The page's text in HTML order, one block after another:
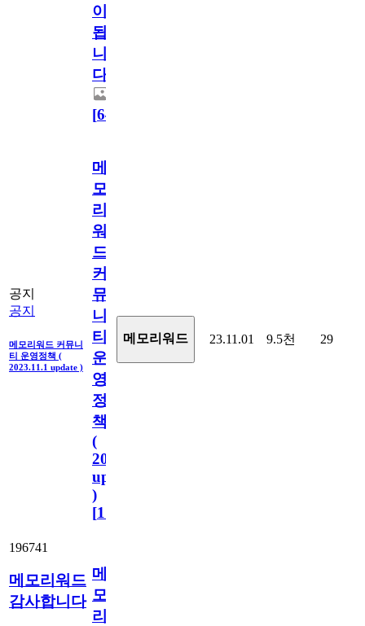
이
됩
니
다.
[64
공지
공지
메모리워드 커뮤니
티 운영정책 (
2023.11.1 update )
메
모
리
워
드
커
뮤
니
티
운
영
정
책
(
2023.11.1
update
)
[110
메모리워드 23.11.01 9.5천 29
196741
메모리워드
감사합니다
메
모
리